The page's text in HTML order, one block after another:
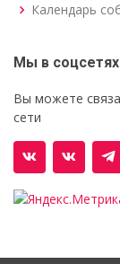
Календарь
Мы в соцсетях
Вы можете
сети